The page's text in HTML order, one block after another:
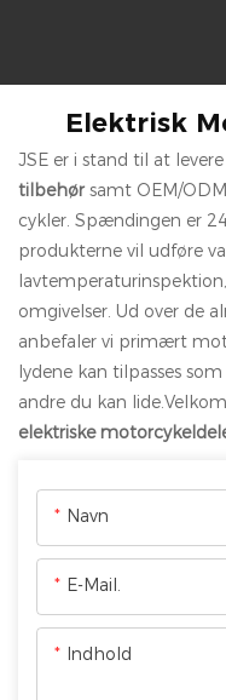
Elektrisk
JSE er i stand til at
tilbehørsamt OEM/
cykler. Spændingen er
produkterne vil udføre
omgivelser. Ud over de
anbefaler vi primært
lydene kan tilpasses
andre du kan
elektriske
Navn
E-Mail.
Indhold